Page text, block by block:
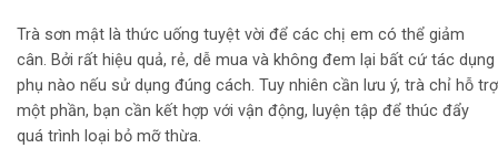
Trà sơn mật là thức uống tuyệt vời để các chị em có thể giảm
cân. Bởi rất hiệu quả, rẻ, dễ mua và không đem lại bất cứ tác dụng
phụ nào nếu sử dụng đúng cách. Tuy nhiên cần lưu ý, trà chỉ hỗ trợ
một phần, bạn cần kết hợp với vận động, luyện tập để thúc đẩy
quá trình loại bỏ mỡ thừa.